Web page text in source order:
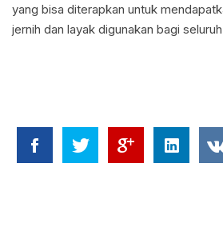
yang bisa diterapkan untuk
jernih dan layak digunakan bagi